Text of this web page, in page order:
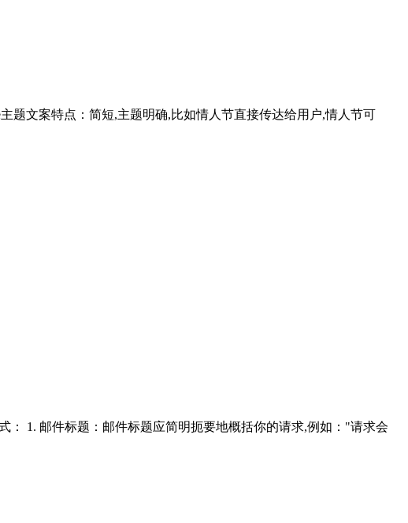
题文案特点：简短,主题明确,比如情人节直接传达给用户,情人节可
1. 邮件标题：邮件标题应简明扼要地概括你的请求,例如："请求会